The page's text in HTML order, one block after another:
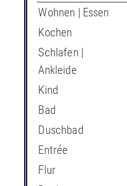
Wohnen | Essen
Kochen
Schlafen |
Ankleide
Kind
Bad
Duschbad
Entrée
Flur